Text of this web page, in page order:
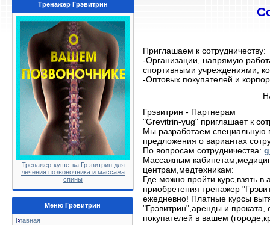
Тренажер Грэвитрин
Тренажер-кушетка Грэвитрин для
лечения позвоночника и массажа
спины
Меню Грэвитрин
Главная
Приглашаем к сотрудничеству:
-Организации, напрямую
спортивными учреждениями,
-Оптовых покупателей и
Грэвитрин - Партнерам
"Grevitrin-yug" приглашает к
Мы разработаем специальную
предложения о вариантах
По вопросам сотрудничества:
Массажным
центрам,медтехникам:
Где можно пройти курс,взять в
приобретения тренажер
ежедневно! Платные курсы
"Грэвитрин",аренды и проката,
покупателей в вашем